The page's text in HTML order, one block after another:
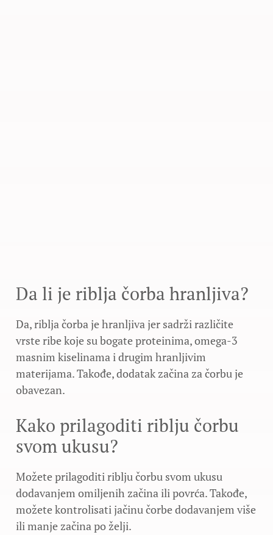
Da li je riblja čorba hranljiva?
Da, riblja čorba je hranljiva jer sadrži različite
vrste ribe koje su bogate proteinima, omega-3
masnim kiselinama i drugim hranljivim
materijama. Takođe, dodatak začina za čorbu je
obavezan.
Kako prilagoditi riblju čorbu
svom ukusu?
Možete prilagoditi riblju čorbu svom ukusu
dodavanjem omiljenih začina ili povrća. Takođe,
možete kontrolisati jačinu čorbe dodavanjem više
ili manje začina po želji.